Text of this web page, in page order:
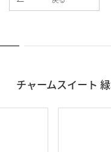
チャームスイート